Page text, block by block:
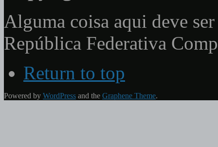
Alguma coisa aqui deve
República Federativa
Return to top
Powered by WordPress and the Graphene Theme.